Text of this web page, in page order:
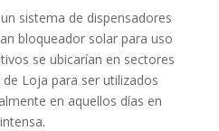
sistema de dispensadores
bloqueador solar para uso
se ubicarían en sectores
Loja para ser utilizados
en aquellos días en